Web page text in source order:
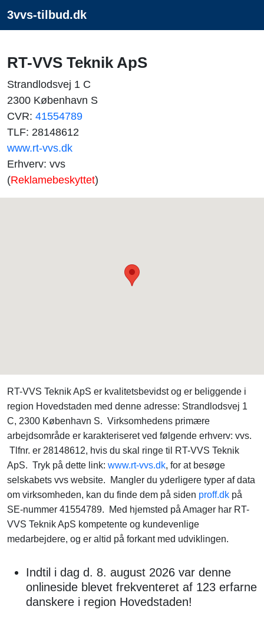
3vvs-tilbud.dk
RT-VVS Teknik ApS
Strandlodsvej 1 C
2300 København S
CVR: 41554789
TLF: 28148612
www.rt-vvs.dk
Erhverv: vvs
(Reklamebeskyttet)
RT-VVS Teknik ApS er kvalitetsbevidst og er beliggende i
region Hovedstaden med denne adresse: Strandlodsvej 1
C, 2300 København S. Virksomhedens primære
arbejdsområde er karakteriseret ved følgende erhverv: vvs.
Tlfnr. er 28148612, hvis du skal ringe til RT-VVS Teknik
ApS. Tryk på dette link: www.rt-vvs.dk, for at besøge
selskabets vvs website. Mangler du yderligere typer af data
om virksomheden, kan du finde dem på siden proff.dk på
SE-nummer 41554789. Med hjemsted på Amager har RT-
VVS Teknik ApS kompetente og kundevenlige
medarbejdere, og er altid på forkant med udviklingen.
Indtil i dag d. 8. august 2026 var denne
onlineside blevet frekventeret af 123 erfarne
danskere i region Hovedstaden!